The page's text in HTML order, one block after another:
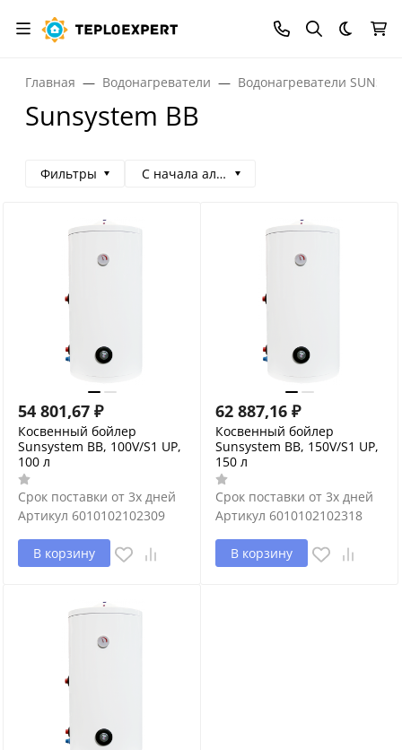
Темная
Главная Водонагреватели Водонагреватели
Sunsystem BB
Фильтры С начала алфавита
54 801,67 ₽
Косвенный бойлер
Sunsystem BB, 100V/S1 UP,
100 л
Срок поставки от 3х дней
Артикул 6010102102309
В корзину
62 887,16 ₽
Косвенный бойлер
Sunsystem BB, 150V/S1 UP,
150 л
Срок поставки от 3х дней
Артикул 6010102102318
В корзину